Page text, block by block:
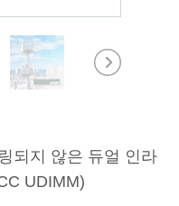
되지 않은 듀얼 인라
UDIMM)